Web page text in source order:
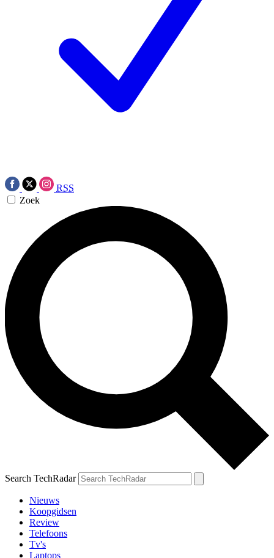
RSS
Zoek
Search TechRadar
Nieuws
Koopgidsen
Review
Telefoons
Tv's
Laptops